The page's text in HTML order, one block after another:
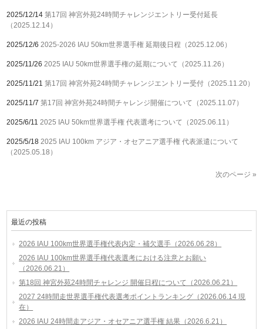
2025/12/14 第17回 神宮外苑24時間チャレンジエントリー受付延長
（2025.12.14）
2025/12/6 2025-2026 IAU 50km世界選手権 延期後日程（2025.12.06）
2025/11/26 2025 IAU 50km世界選手権の延期について（2025.11.26）
2025/11/21 第17回 神宮外苑24時間チャレンジエントリー受付（2025.11.20）
2025/11/7 第17回 神宮外苑24時間チャレンジ開催について（2025.11.07）
2025/6/11 2025 IAU 50km世界選手権 代表選考について（2025.06.11）
2025/5/18 2025 IAU 100km アジア・オセアニア選手権 代表派遣について
（2025.05.18）
次のページ »
最近の投稿
2026 IAU 100km世界選手権代表内定・補欠選手（2026.06.28）
2026 IAU 100km世界選手権代表選考における注意とお願い
（2026.06.21）
第18回 神宮外苑24時間チャレンジ 開催日程について（2026.06.21）
2027 24時間走世界選手権代表選考ポイントランキング（2026.06.14 現
在）
2026 IAU 24時間走アジア・オセアニア選手権 結果（2026.6.21）